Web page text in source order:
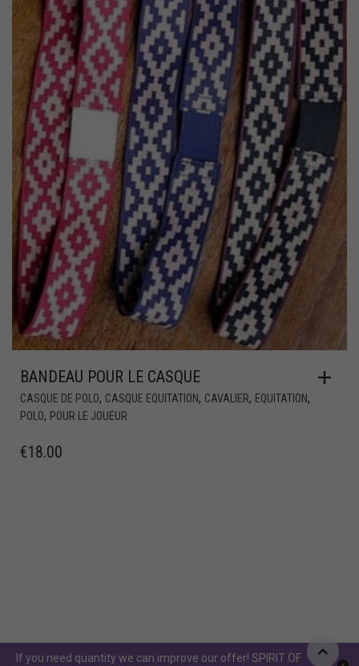
BANDEAU POUR LE CASQUE
CASQUE DE POLO, CASQUE EQUITATION, CAVALIER, EQUITATION,
POLO, POUR LE JOUEUR
€18.00
If you need quantity we can improve our offer! SPIRIT OF